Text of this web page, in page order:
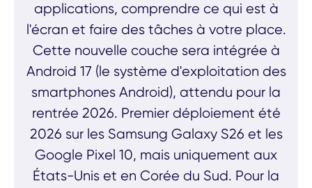
applications, comprendre ce qui est à
l'écran et faire des tâches à votre place.
Cette nouvelle couche sera intégrée à
Android 17 (le système d'exploitation des
smartphones Android), attendu pour la
rentrée 2026. Premier déploiement été
2026 sur les Samsung Galaxy S26 et les
Google Pixel 10, mais uniquement aux
États-Unis et en Corée du Sud. Pour la